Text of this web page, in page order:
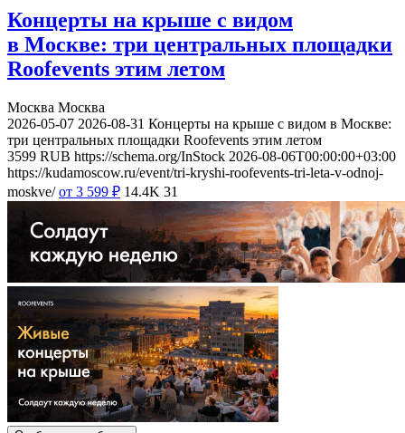
Концерты на крыше с видом
в Москве: три центральных площадки
Roofevents этим летом
Москва Москва
2026-05-07 2026-08-31 Концерты на крыше с видом в Москве:
три центральных площадки Roofevents этим летом
3599 RUB https://schema.org/InStock 2026-08-06T00:00:00+03:00
https://kudamoscow.ru/event/tri-kryshi-roofevents-tri-leta-v-odnoj-
moskve/ от 3 599 ₽ 14.4K 31